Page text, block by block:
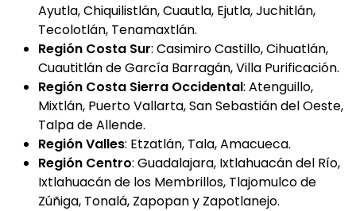
Ayutla, Chiquilistlán, Cuautla, Ejutla, Juchitlán,
Tecolotlán, Tenamaxtlán.
Región Costa Sur: Casimiro Castillo, Cihuatlán,
Cuautitlán de García Barragán, Villa Purificación.
Región Costa Sierra Occidental: Atenguillo,
Mixtlán, Puerto Vallarta, San Sebastián del Oeste,
Talpa de Allende.
Región Valles: Etzatlán, Tala, Amacueca.
Región Centro: Guadalajara, Ixtlahuacán del Río,
Ixtlahuacán de los Membrillos, Tlajomulco de
Zúñiga, Tonalá, Zapopan y Zapotlanejo.